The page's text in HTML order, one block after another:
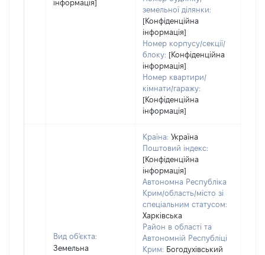
інформація]
земельної ділянки:
[Конфіденційна
інформація]
Номер корпусу/секції/
блоку: [Конфіденційна
інформація]
Номер квартири/
кімнати/гаражу:
[Конфіденційна
інформація]
Вид об'єкта:
Земельна
Країна: Україна
Поштовий індекс:
[Конфіденційна
інформація]
Автономна Республіка
Крим/область/місто зі
спеціальним статусом:
Харківська
Район в області та
Автономній Республіці
Крим: Богодухівський